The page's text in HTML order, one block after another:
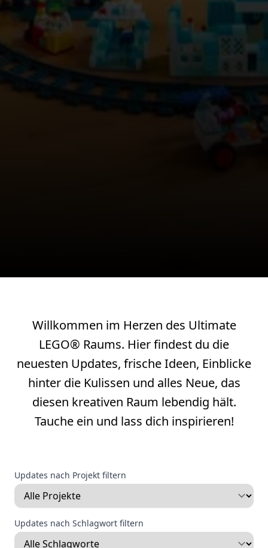
Willkommen im Herzen des Ultimate
LEGO® Raums. Hier findest du die
neuesten Updates, frische Ideen, Einblicke
hinter die Kulissen und alles Neue, das
diesen kreativen Raum lebendig hält.
Tauche ein und lass dich inspirieren!
Updates nach Projekt filtern
Updates nach Schlagwort filtern